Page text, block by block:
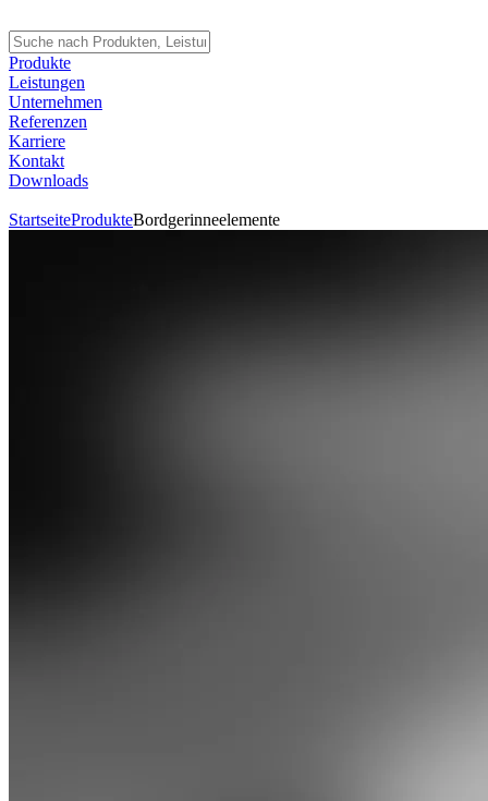
Produkte
Leistungen
Unternehmen
Referenzen
Karriere
Kontakt
Downloads
StartseiteProdukteBordgerinneelemente